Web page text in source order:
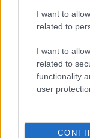
I want to
related to
I want to
related to
functionality
user
Αρχιεπίσκοπος
26/01/2025 - 2:03μμ